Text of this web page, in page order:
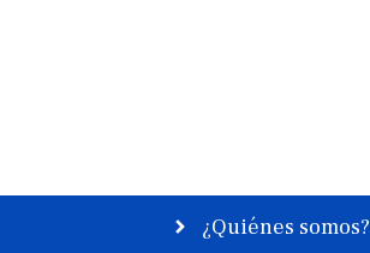
¿Quiénes somos?